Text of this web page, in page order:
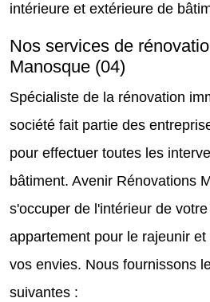
intérieure et extérieure de
Nos services de
Manosque (04)
Spécialiste de la rénovation
société fait partie des
pour effectuer toutes les
bâtiment. Avenir Rénovations
s'occuper de l'intérieur de
appartement pour le rajeunir
vos envies. Nous fournissons
suivantes :